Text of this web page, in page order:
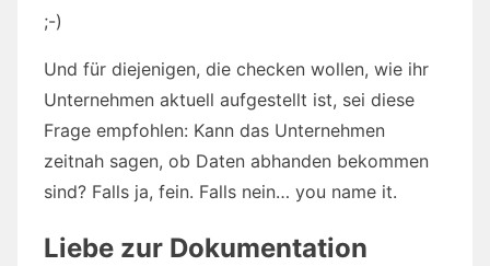
;-)
Und für diejenigen, die checken wollen, wie ihr
Unternehmen aktuell aufgestellt ist, sei diese
Frage empfohlen: Kann das Unternehmen
zeitnah sagen, ob Daten abhanden bekommen
sind? Falls ja, fein. Falls nein… you name it.
Liebe zur Dokumentation